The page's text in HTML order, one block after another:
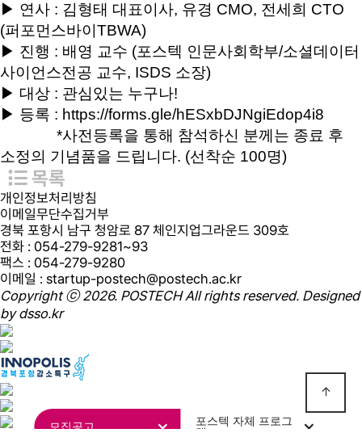
모집공고
포스텍 자체 프로그
▶ 연사 : 김형태 대표이사, 유경 CMO, 전세희 CTO
(퍼포먼스바이TBWA)
▶ 진행 : 배영 교수 (포스텍 인문사회학부/소셜데이터
사이언스전공 교수, ISDS 소장)
▶ 대상 : 관심있는 누구나!
▶ 등록 : https://forms.gle/hESxbDJNgiEdop4i8
*사전등록을 통해 참석하신 분께는 종료 후
소정의 기념품을 드립니다. (선착순 100명)
목록
개인정보처리방침
이메일무단수집거부
경북 포항시 남구 청암로 87 체인지업그라운드 309호
전화 : 054-279-9281~93
팩스 : 054-279-9280
이메일 : startup-postech@postech.ac.kr
Copyright ⓒ 2026. POSTECH All rights reserved. Designed
bydsso.kr